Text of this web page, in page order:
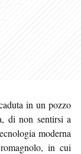
in un pozzo
di non sentirsi a
moderna
in cui